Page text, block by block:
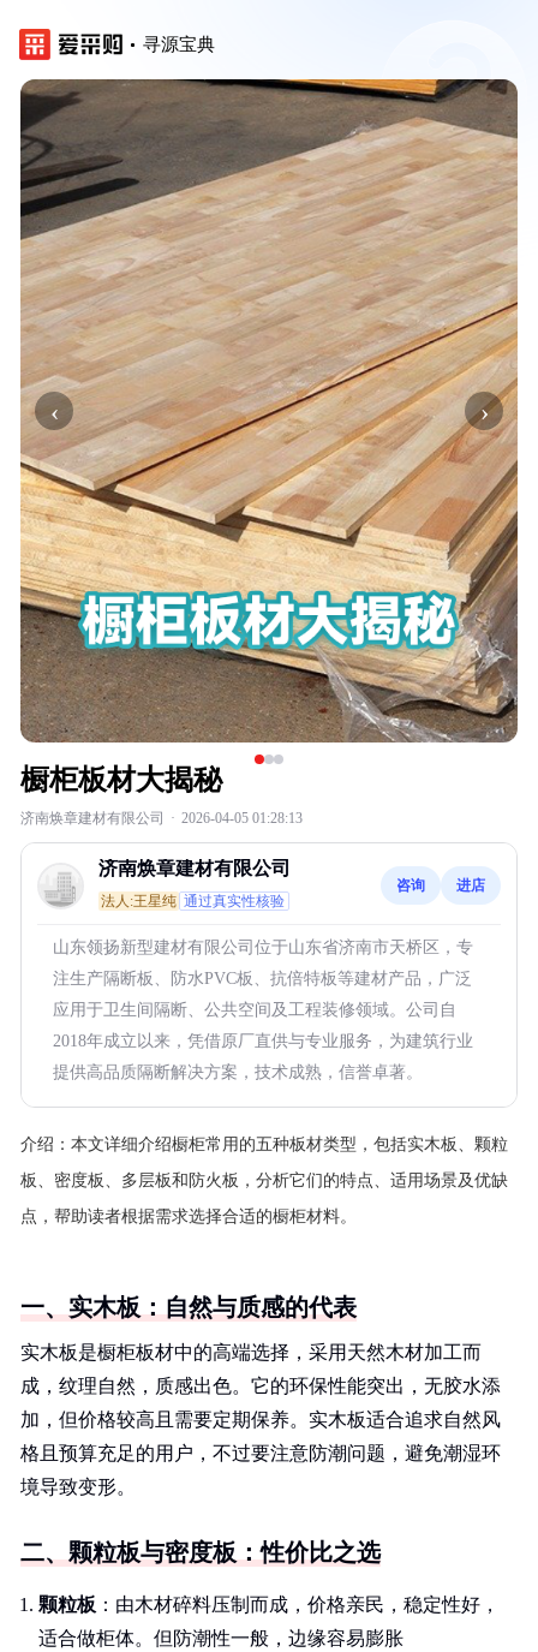
寻源宝典
‹ ›
橱柜板材大揭秘
济南焕章建材有限公司 · 2026-04-05 01:28:13
济南焕章建材有限公司
法人:王星纯 通过真实性核验
咨询 进店
山东领扬新型建材有限公司位于山东省济南市天桥区，专
注生产隔断板、防水PVC板、抗倍特板等建材产品，广泛
应用于卫生间隔断、公共空间及工程装修领域。公司自
2018年成立以来，凭借原厂直供与专业服务，为建筑行业
提供高品质隔断解决方案，技术成熟，信誉卓著。
介绍： 本文详细介绍橱柜常用的五种板材类型，包括实木板、颗粒
板、密度板、多层板和防火板，分析它们的特点、适用场景及优缺
点，帮助读者根据需求选择合适的橱柜材料。
一、实木板：自然与质感的代表
实木板是橱柜板材中的高端选择，采用天然木材加工而
成，纹理自然，质感出色。它的环保性能突出，无胶水添
加，但价格较高且需要定期保养。实木板适合追求自然风
格且预算充足的用户，不过要注意防潮问题，避免潮湿环
境导致变形。
二、颗粒板与密度板：性价比之选
颗粒板 ：由木材碎料压制而成，价格亲民，稳定性好，
适合做柜体。但防潮性一般，边缘容易膨胀